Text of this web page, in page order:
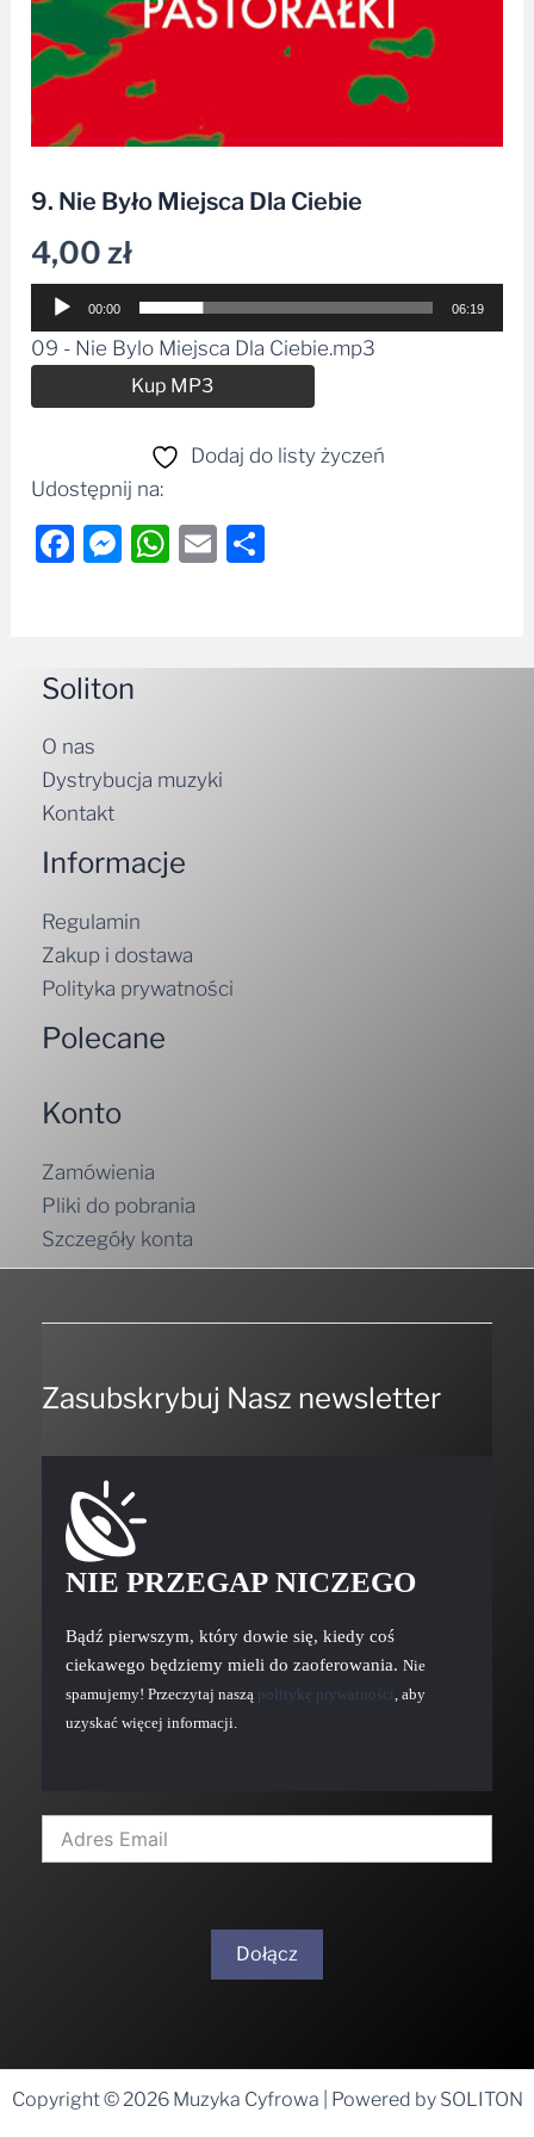
9. Nie Było Miejsca Dla Ciebie
4,00zł
Odtwarzacz
plików
dźwiękowych
00:00 06:19
09 - Nie Bylo Miejsca Dla Ciebie.mp3
Kup MP3
Dodaj do listy życzeń
Udostępnij na:
Facebook
Messenger
WhatsApp
Email
Soliton
O nas
Dystrybucja muzyki
Kontakt
Informacje
Regulamin
Zakup i dostawa
Polityka prywatności
Polecane
Konto
Zamówienia
Pliki do pobrania
Szczegóły konta
Zasubskrybuj Nasz newsletter
NIE PRZEGAP NICZEGO
Bądź pierwszym, który dowie się, kiedy coś
ciekawego będziemy mieli do zaoferowania. Nie
spamujemy! Przeczytaj naszą politykę prywatności, aby
uzyskać więcej informacji.
Dołącz
Copyright © 2026 Muzyka Cyfrowa | Powered by SOLITON